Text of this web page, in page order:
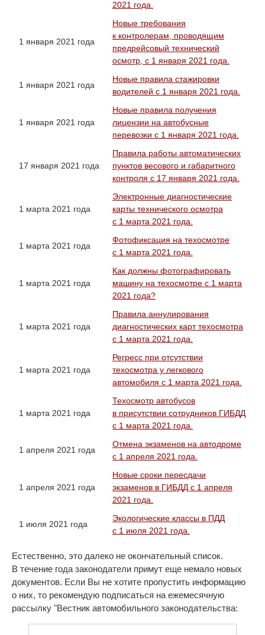
2021 года.
1 января 2021 года
Новые требования
к контролерам, проводящим
предрейсовый технический
осмотр, с 1 января 2021 года.
1 января 2021 года
Новые правила стажировки
водителей с 1 января 2021 года.
1 января 2021 года
Новые правила получения
лицензии на автобусные
перевозки с 1 января 2021 года.
17 января 2021 года
Правила работы автоматических
пунктов весового и габаритного
контроля с 17 января 2021 года.
1 марта 2021 года
Электронные диагностические
карты технического осмотра
с 1 марта 2021 года.
1 марта 2021 года
Фотофиксация на техосмотре
с 1 марта 2021 года.
1 марта 2021 года
Как должны фотографировать
машину на техосмотре с 1 марта
2021 года?
1 марта 2021 года
Правила аннулирования
диагностических карт техосмотра
с 1 марта 2021 года.
1 марта 2021 года
Регресс при отсутствии
техосмотра у легкового
автомобиля с 1 марта 2021 года.
1 марта 2021 года
Техосмотр автобусов
в присутствии сотрудников ГИБДД
с 1 марта 2021 года.
1 апреля 2021 года
Отмена экзаменов на автодроме
с 1 апреля 2021 года.
1 апреля 2021 года
Новые сроки пересдачи
экзаменов в ГИБДД с 1 апреля
2021 года.
1 июля 2021 года
Экологические классы в ПДД
с 1 июля 2021 года.
Естественно, это далеко не окончательный список.
В течение года законодатели примут еще немало новых
документов. Если Вы не хотите пропустить информацию
о них, то рекомендую подписаться на ежемесячную
рассылку "Вестник автомобильного законодательства: